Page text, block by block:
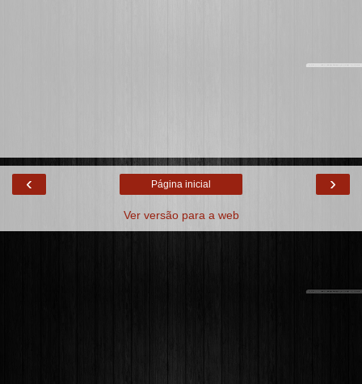
‹ ›
Página inicial
Ver versão para a web